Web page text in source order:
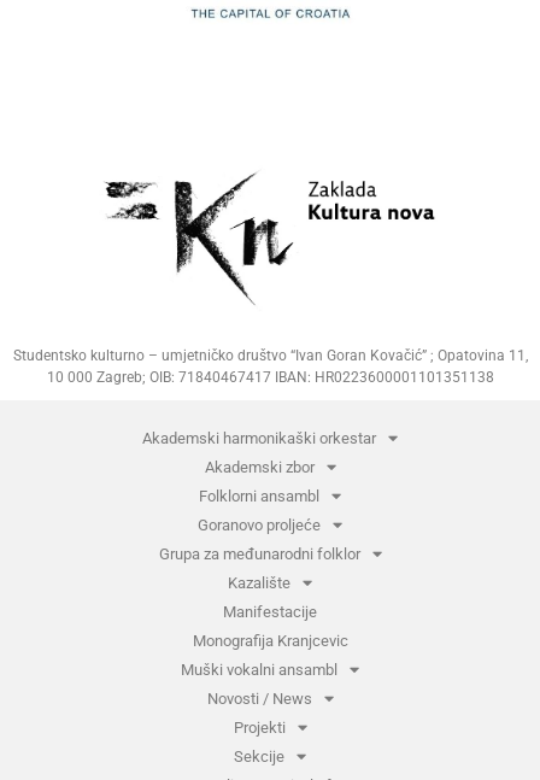
Studentsko kulturno – umjetničko društvo “Ivan Goran Kovačić” ; Opatovina 11,
10 000 Zagreb; OIB: 71840467417 IBAN: HR0223600001101351138
Akademski harmonikaški orkestar
Akademski zbor
Folklorni ansambl
Goranovo proljeće
Grupa za međunarodni folklor
Kazalište
Manifestacije
Monografija Kranjcevic
Muški vokalni ansambl
Novosti / News
Projekti
Sekcije